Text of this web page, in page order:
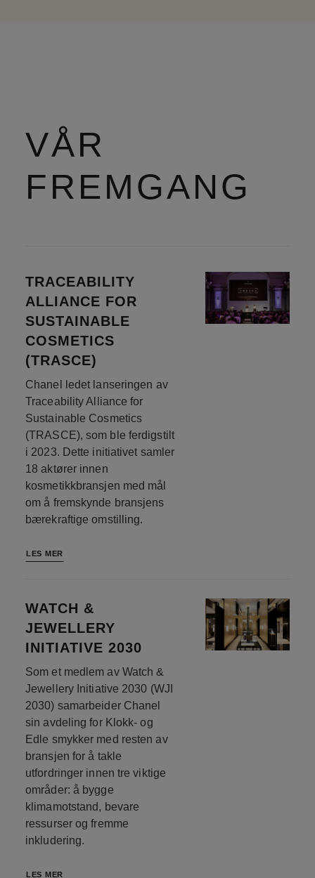
VÅR
FREMGANG
TRACEABILITY
ALLIANCE FOR
SUSTAINABLE
COSMETICS
(TRASCE)
Chanel ledet lanseringen av
Traceability Alliance for
Sustainable Cosmetics
(TRASCE), som ble ferdigstilt
i 2023. Dette initiativet samler
18 aktører innen
kosmetikkbransjen med mål
om å fremskynde bransjens
bærekraftige omstilling.
LES MER
WATCH &
JEWELLERY
INITIATIVE 2030
Som et medlem av Watch &
Jewellery Initiative 2030 (WJI
2030) samarbeider Chanel
sin avdeling for Klokk- og
Edle smykker med resten av
bransjen for å takle
utfordringer innen tre viktige
områder: å bygge
klimamotstand, bevare
ressurser og fremme
inkludering.
LES MER